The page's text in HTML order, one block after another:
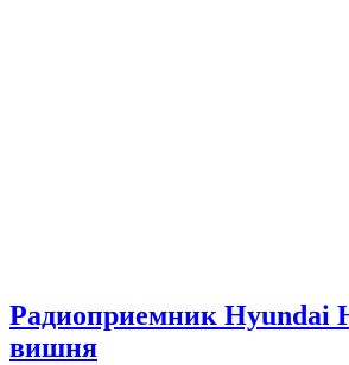
Радиоприемник Hyundai
вишня